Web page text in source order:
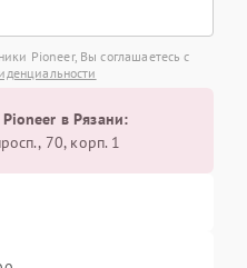
Pioneer, Вы соглашаетесь с
в Рязани:
70, корп. 1